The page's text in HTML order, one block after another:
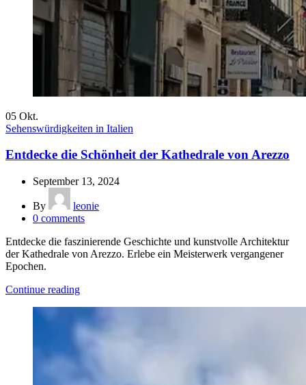
05 Okt.
Sehenswürdigkeiten in Italien
Entdecke die Schönheit der Kathedrale von Arezzo
September 13, 2024
By
leonie
0 comments
Entdecke die faszinierende Geschichte und kunstvolle Architektur
der Kathedrale von Arezzo. Erlebe ein Meisterwerk vergangener
Epochen.
Continue reading